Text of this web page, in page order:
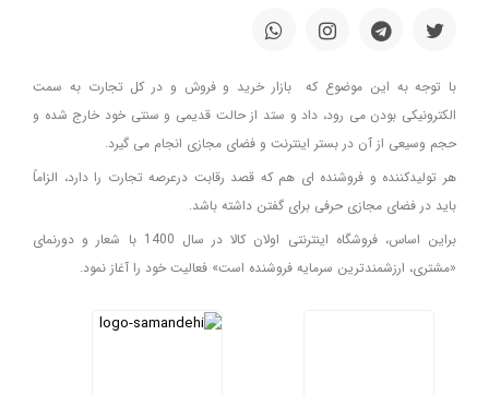
با توجه به این موضوع که بازار خرید و فروش و در کل تجارت به سمت
الکترونیکی بودن می رود، داد و ستد از حالت قدیمی و سنتی خود خارج شده و
حجم وسیعی از آن در بستر اینترنت و فضای مجازی انجام می گیرد.
هر تولیدکننده و فروشنده ای هم که قصد رقابت درعرصه تجارت را دارد، الزاماً
باید در فضای مجازی حرفی برای گفتن داشته باشد.
براین اساس، فروشگاه اینترنتی اولان کالا در سال 1400 با شعار و دورنمای
«مشتری، ارزشمندترین سرمایه فروشنده است» فعالیت خود را آغاز نمود.